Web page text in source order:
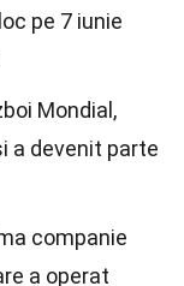
pe 7 iunie
Mondial,
a devenit parte
companie
a operat